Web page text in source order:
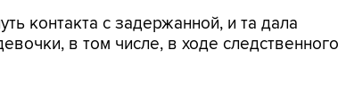
контакта с задержанной, и та дала
в том числе, в ходе следственного